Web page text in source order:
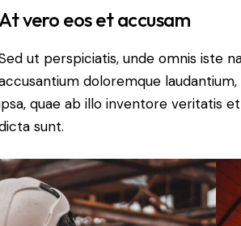
At vero eos et accusam
ut perspiciatis, unde omnis iste
doloremque
quae ab illo inventore veritatis
sunt.